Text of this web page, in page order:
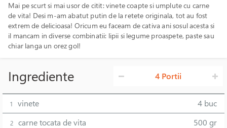
Mai pe scurt si mai usor de citit: vinete coapte si umplute cu carne
de vita! Desi m-am abatut putin de la retete originala, tot au fost
extrem de delicioasa! Oricum eu faceam de cativa ani sosul acesta si
il mancam in diverse combinatii: lipii si legume proaspete, paste sau
chiar langa un orez gol!
Ingrediente 4 Portii
1 vinete 4 buc
2 carne tocata de vita 500 gr